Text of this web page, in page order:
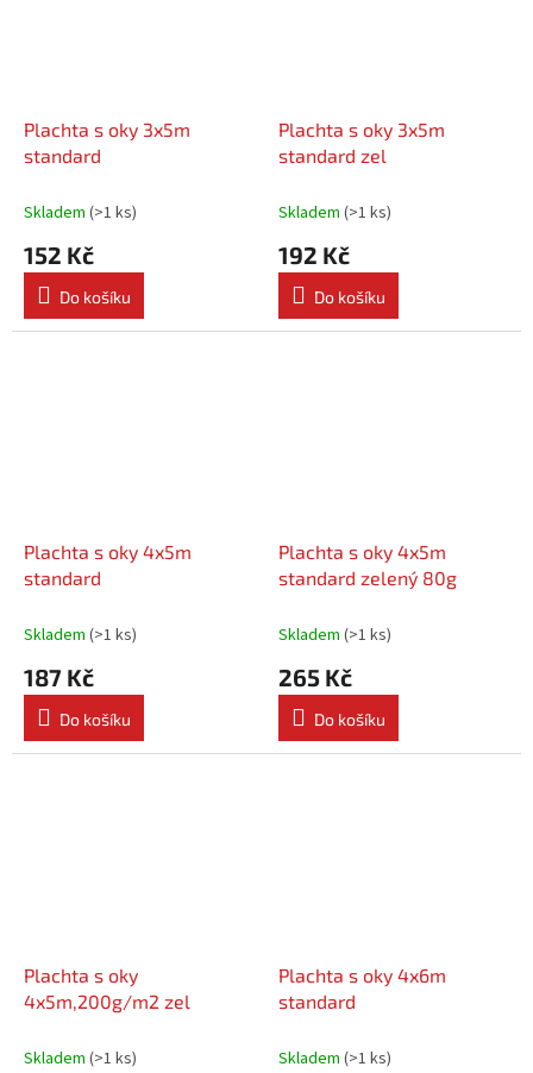
Plachta s oky 3x5m
standard
Skladem (>1 ks)
152 Kč
Do košíku
Plachta s oky 3x5m
standard zel
Skladem (>1 ks)
192 Kč
Do košíku
Plachta s oky 4x5m
standard
Skladem (>1 ks)
187 Kč
Do košíku
Plachta s oky 4x5m
standard zelený 80g
Skladem (>1 ks)
265 Kč
Do košíku
Plachta s oky
4x5m,200g/m2 zel
Skladem (>1 ks)
Plachta s oky 4x6m
standard
Skladem (>1 ks)